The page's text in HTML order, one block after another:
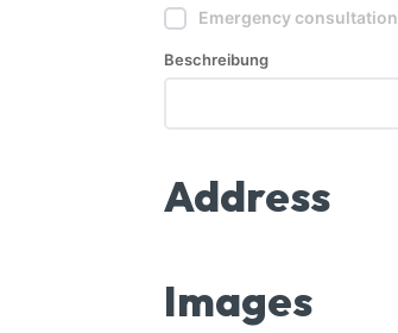
Emergency consultation
Beschreibung
Address
Images